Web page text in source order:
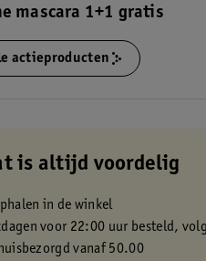
mascara 1+1 gratis
actieproducten
is altijd voordelig
in de winkel
voor 22:00 uur besteld,
vanaf 50.00